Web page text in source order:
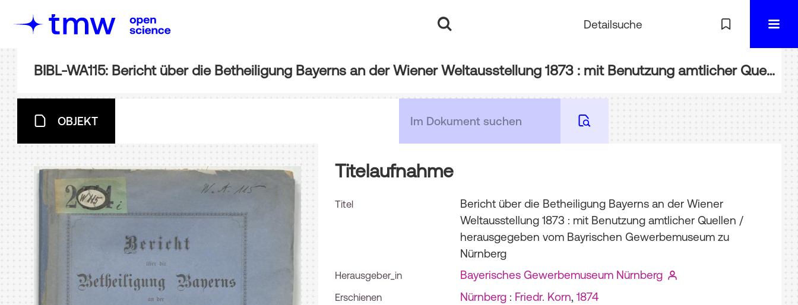
Detailsuche
BIBL-WA115: Bericht über die Betheiligung Bayerns an der Wiener Weltausstellung 1873 : mit Benutzung amtlicher Quellen
OBJEKT
Titelaufnahme
Titel
Bericht über die Betheiligung Bayerns an der Wiener
Weltausstellung 1873 : mit Benutzung amtlicher Quellen /
herausgegeben vom Bayrischen Gewerbemuseum zu
Nürnberg
Herausgeber_in Bayerisches Gewerbemuseum Nürnberg
Erschienen Nürnberg : Friedr. Korn, 1874